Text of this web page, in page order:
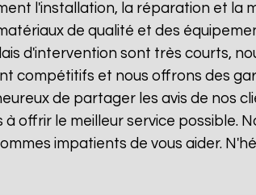
l'installation, la réparation et la
de qualité et des
d'intervention sont très courts,
compétitifs et nous offrons des
de partager les avis de nos
à offrir le meilleur service possible.
impatients de vous aider.